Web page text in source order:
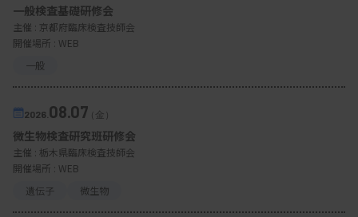
一般検査基礎研修会
主催 : 京都府臨床検査技師会
開催場所 : WEB
一般
2026. 08.07（金）
微生物検査研究班研修会
主催 : 栃木県臨床検査技師会
開催場所 : WEB
遺伝子
微生物